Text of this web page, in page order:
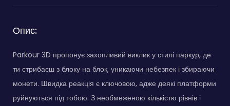
Опис:
Parkour 3D пропонує захопливий виклик у стилі паркур, де
ти стрибаєш з блоку на блок, уникаючи небезпек і збираючи
монети. Швидка реакція є ключовою, адже деякі платформи
руйнуються під тобою. З необмеженою кількістю рівнів і